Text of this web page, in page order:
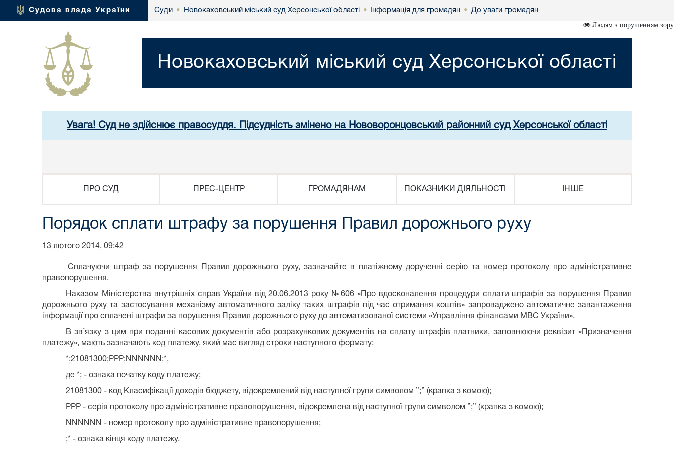
Судова влада України Суди • Новокаховський міський суд Херсонської області • Інформація для громадян • До уваги громадян
Людям з порушенням зору
Новокаховський міський суд Херсонської області
Увага! Суд не здійснює правосуддя. Підсудність змінено на Нововоронцовський районний суд Херсонської області
ПРО СУД ПРЕС-ЦЕНТР ГРОМАДЯНАМ ПОКАЗНИКИ ДІЯЛЬНОСТІ ІНШЕ
Порядок сплати штрафу за порушення Правил дорожнього руху
13 лютого 2014, 09:42
Сплачуючи штраф за порушення Правил дорожнього руху, зазначайте в платіжному дорученні серію та номер протоколу про адміністративне
правопорушення.
Наказом Міністерства внутрішніх справ України від 20.06.2013 року №606 «Про вдосконалення процедури сплати штрафів за порушення Правил
дорожнього руху та застосування механізму автоматичного заліку таких штрафів під час отримання коштів» запроваджено автоматичне завантаження
інформації про сплачені штрафи за порушення Правил дорожнього руху до автоматизованої системи «Управління фінансами МВС України».
В зв’язку з цим при поданні касових документів або розрахункових документів на сплату штрафів платники, заповнюючи реквізит «Призначення
платежу», мають зазначають код платежу, який має вигляд строки наступного формату:
*;21081300;РРР;NNNNNN;*,
де *; - ознака початку коду платежу;
21081300 - код Класифікації доходів бюджету, відокремлений від наступної групи символом ”;” (крапка з комою);
PPP - серія протоколу про адміністративне правопорушення, відокремлена від наступної групи символом ”;” (крапка з комою);
NNNNNN - номер протоколу про адміністративне правопорушення;
;* - ознака кінця коду платежу.